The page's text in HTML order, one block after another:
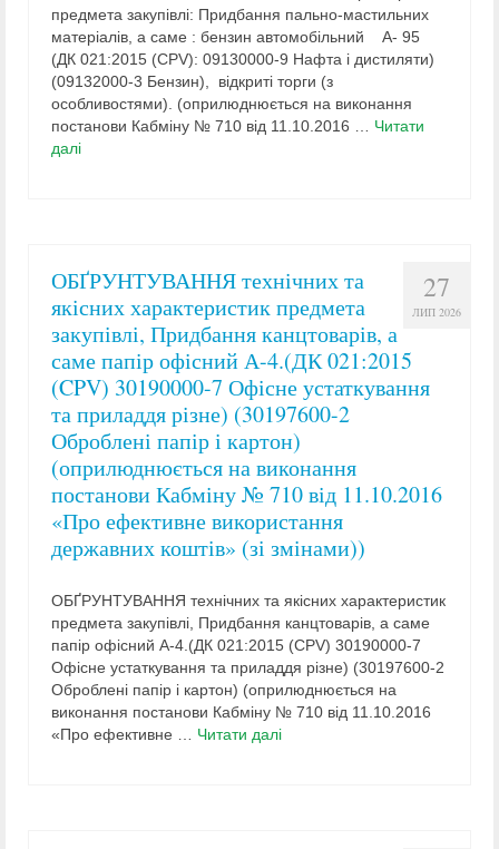
предмета закупівлі: Придбання пально-мастильних
матеріалів, а саме : бензин автомобільний А- 95
(ДК 021:2015 (CPV): 09130000-9 Нафта і дистиляти)
(09132000-3 Бензин), відкриті торги (з
особливостями). (оприлюднюється на виконання
постанови Кабміну № 710 від 11.10.2016 … Читати
далі
27
ЛИП 2026
ОБҐРУНТУВАННЯ технічних та
якісних характеристик предмета
закупівлі, Придбання канцтоварів, а
саме папір офісний А-4.(ДК 021:2015
(CPV) 30190000-7 Офісне устаткування
та приладдя різне) (30197600-2
Оброблені папір і картон)
(оприлюднюється на виконання
постанови Кабміну № 710 від 11.10.2016
«Про ефективне використання
державних коштів» (зі змінами))
ОБҐРУНТУВАННЯ технічних та якісних характеристик
предмета закупівлі, Придбання канцтоварів, а саме
папір офісний А-4.(ДК 021:2015 (CPV) 30190000-7
Офісне устаткування та приладдя різне) (30197600-2
Оброблені папір і картон) (оприлюднюється на
виконання постанови Кабміну № 710 від 11.10.2016
«Про ефективне … Читати далі